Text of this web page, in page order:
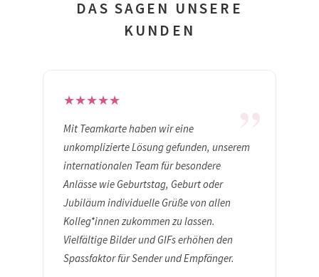
DAS SAGEN UNSERE
KUNDEN
„
★★★★★
Mit Teamkarte haben wir eine
unkomplizierte Lösung gefunden, unserem
internationalen Team für besondere
Anlässe wie Geburtstag, Geburt oder
Jubiläum individuelle Grüße von allen
Kolleg*innen zukommen zu lassen.
Vielfältige Bilder und GIFs erhöhen den
Spassfaktor für Sender und Empfänger.